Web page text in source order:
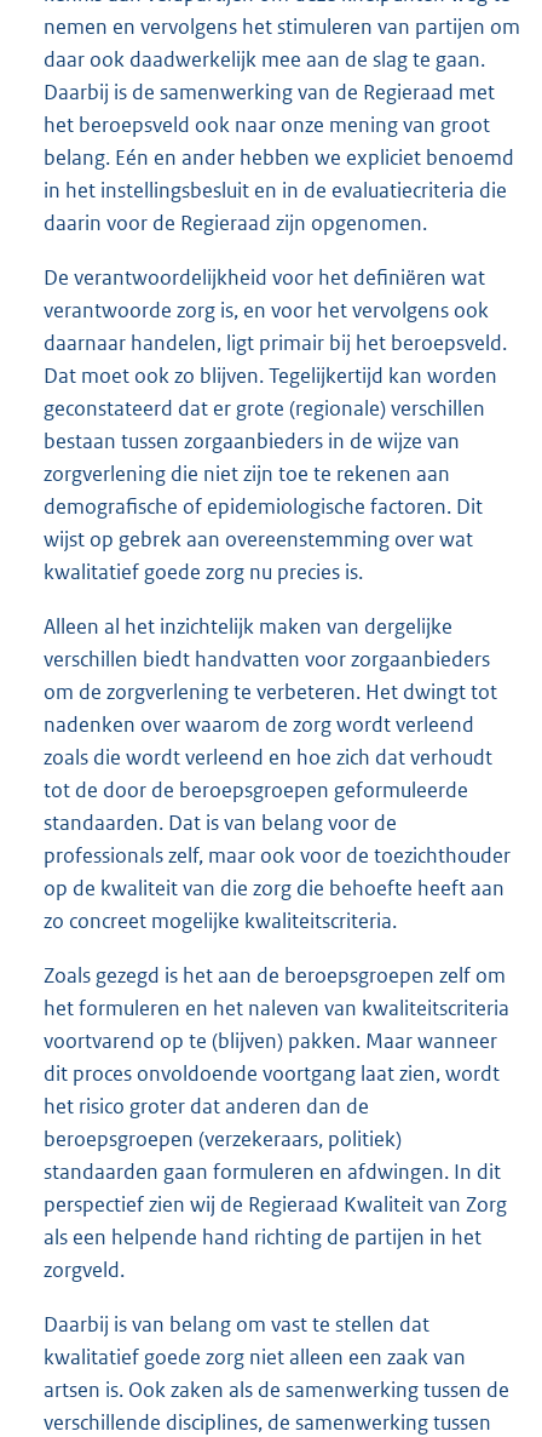
nemen en vervolgens het stimuleren van partijen om
daar ook daadwerkelijk mee aan de slag te gaan.
Daarbij is de samenwerking van de Regieraad met
het beroepsveld ook naar onze mening van groot
belang. Eén en ander hebben we expliciet benoemd
in het instellingsbesluit en in de evaluatiecriteria die
daarin voor de Regieraad zijn opgenomen.
De verantwoordelijkheid voor het definiëren wat
verantwoorde zorg is, en voor het vervolgens ook
daarnaar handelen, ligt primair bij het beroepsveld.
Dat moet ook zo blijven. Tegelijkertijd kan worden
geconstateerd dat er grote (regionale) verschillen
bestaan tussen zorgaanbieders in de wijze van
zorgverlening die niet zijn toe te rekenen aan
demografische of epidemiologische factoren. Dit
wijst op gebrek aan overeenstemming over wat
kwalitatief goede zorg nu precies is.
Alleen al het inzichtelijk maken van dergelijke
verschillen biedt handvatten voor zorgaanbieders
om de zorgverlening te verbeteren. Het dwingt tot
nadenken over waarom de zorg wordt verleend
zoals die wordt verleend en hoe zich dat verhoudt
tot de door de beroepsgroepen geformuleerde
standaarden. Dat is van belang voor de
professionals zelf, maar ook voor de toezichthouder
op de kwaliteit van die zorg die behoefte heeft aan
zo concreet mogelijke kwaliteitscriteria.
Zoals gezegd is het aan de beroepsgroepen zelf om
het formuleren en het naleven van kwaliteitscriteria
voortvarend op te (blijven) pakken. Maar wanneer
dit proces onvoldoende voortgang laat zien, wordt
het risico groter dat anderen dan de
beroepsgroepen (verzekeraars, politiek)
standaarden gaan formuleren en afdwingen. In dit
perspectief zien wij de Regieraad Kwaliteit van Zorg
als een helpende hand richting de partijen in het
zorgveld.
Daarbij is van belang om vast te stellen dat
kwalitatief goede zorg niet alleen een zaak van
artsen is. Ook zaken als de samenwerking tussen de
verschillende disciplines, de samenwerking tussen